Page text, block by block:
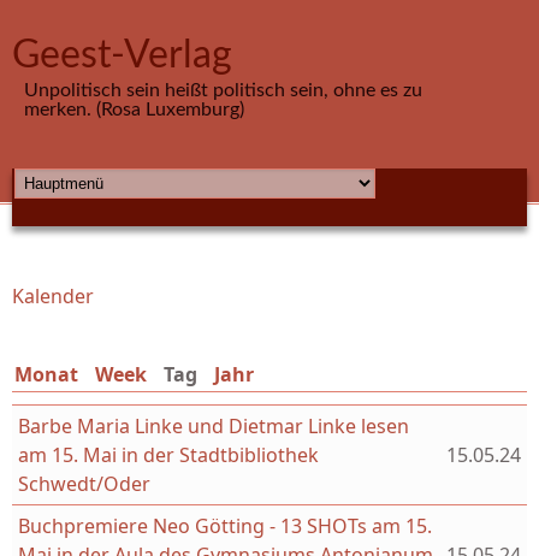
Geest-Verlag
Unpolitisch sein heißt politisch sein, ohne es zu
merken. (Rosa Luxemburg)
HAUPTMENÜ
Sie sind hier
Kalender
Monat Week Tag (aktiver Reiter)
Jahr
Barbe Maria Linke und Dietmar Linke lesen
am 15. Mai in der Stadtbibliothek
Schwedt/Oder
15.05.24
Buchpremiere Neo Götting - 13 SHOTs am 15.